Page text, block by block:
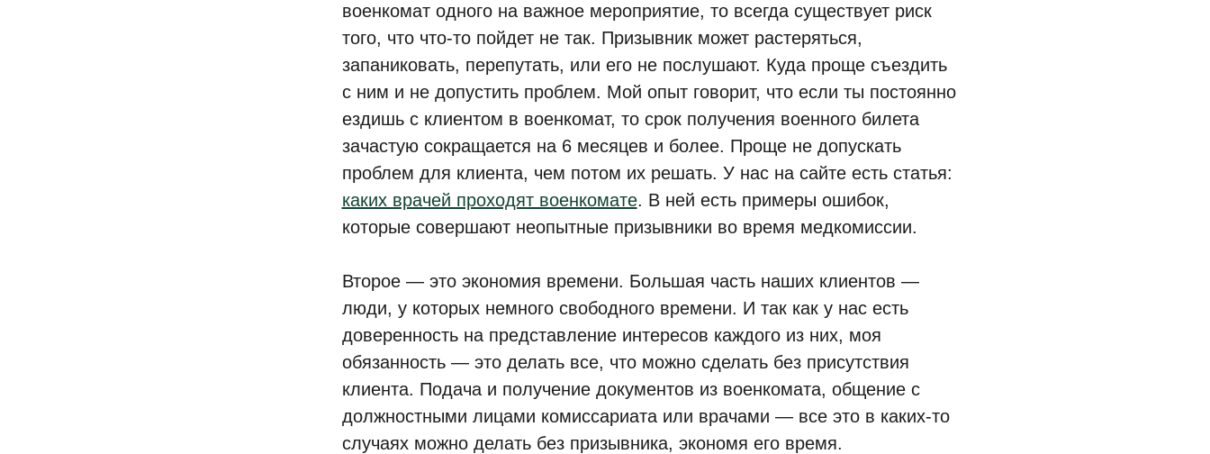
военкомат одного на важное мероприятие, то всегда существует риск
того, что что-то пойдет не так. Призывник может растеряться,
запаниковать, перепутать, или его не послушают. Куда проще съездить
с ним и не допустить проблем. Мой опыт говорит, что если ты постоянно
ездишь с клиентом в военкомат, то срок получения военного билета
зачастую сокращается на 6 месяцев и более. Проще не допускать
проблем для клиента, чем потом их решать. У нас на сайте есть статья:
каких врачей проходят военкомате. В ней есть примеры ошибок,
которые совершают неопытные призывники во время медкомиссии.
Второе — это экономия времени. Большая часть наших клиентов —
люди, у которых немного свободного времени. И так как у нас есть
доверенность на представление интересов каждого из них, моя
обязанность — это делать все, что можно сделать без присутствия
клиента. Подача и получение документов из военкомата, общение с
должностными лицами комиссариата или врачами — все это в каких-то
случаях можно делать без призывника, экономя его время.